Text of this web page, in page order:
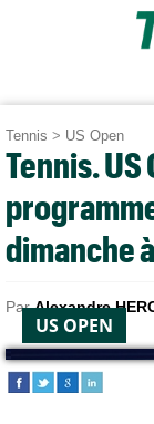
Tennis > US Open
Tennis.
dimanche
ParAlexandre
US OPEN